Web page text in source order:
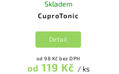
CuproTonic
Skladem
od 98 Kč bez DPH
od 119 Kč / ks
Detail